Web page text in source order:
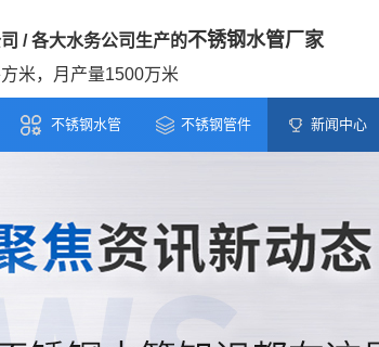
/ 各大水务公司生产的不锈钢水管厂家
米，月产量1500万米
不锈钢水管 不锈钢管件 新闻中心